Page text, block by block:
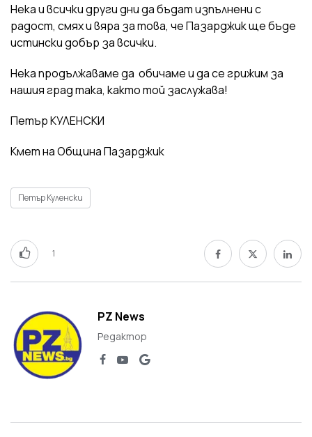
Нека и всички други дни да бъдат изпълнени с
радост, смях и вяра за това, че Пазарджик ще бъде
истински добър за всички.
Нека продължаваме да обичаме и да се грижим за
нашия град така, както той заслужава!
Петър КУЛЕНСКИ
Кмет на Община Пазарджик
Петър Куленски
1
PZ News
Редактор